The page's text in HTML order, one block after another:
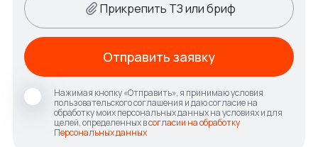
Прикрепить ТЗ или бриф
Нажимая кнопку «Отправить», я принимаю условия
пользовательского соглашения и даю согласие на
обработку моих персональных данных на условиях и для
целей, определенных всогласии на обработку
Персональных данных
Отправить заявку